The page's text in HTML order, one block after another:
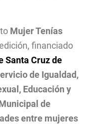
Mujer Tenías
financiado
Santa Cruz de
de Igualdad,
Educación y
de
entre mujeres